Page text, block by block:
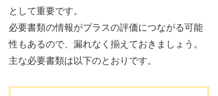
として重要です。
必要書類の情報がプラスの評価につながる可能
性もあるので、漏れなく揃えておきましょう。
主な必要書類は以下のとおりです。